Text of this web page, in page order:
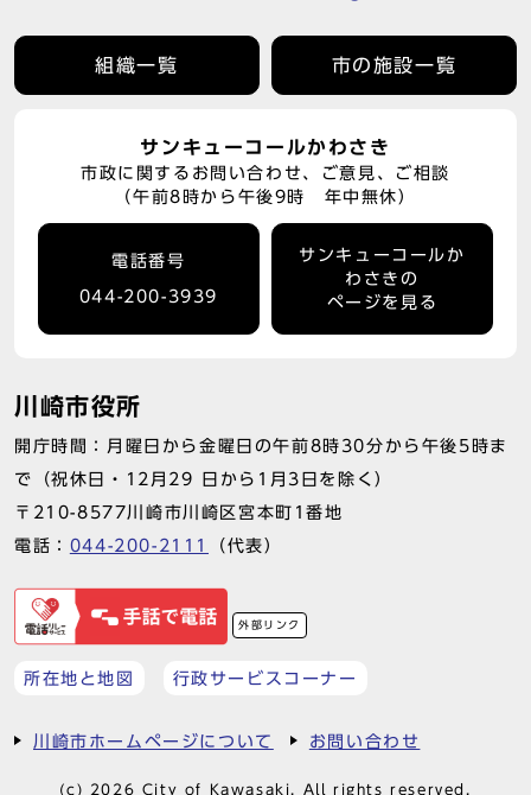
組織一覧 市の施設一覧
サンキューコールかわさき
市政に関するお問い合わせ、ご意見、ご相談
（午前8時から午後9時 年中無休）
電話番号
044-200-3939
サンキューコールか
わさきの
ページを見る
川崎市役所
開庁時間：月曜日から金曜日の午前8時30分から午後5時ま
で（祝休日・12月29 日から1月3日を除く）
〒210-8577川崎市川崎区宮本町1番地
電話： 044-200-2111 （代表）
外部リンク
所在地と地図 行政サービスコーナー
川崎市ホームページについて お問い合わせ
(c) 2026 City of Kawasaki. All rights reserved.